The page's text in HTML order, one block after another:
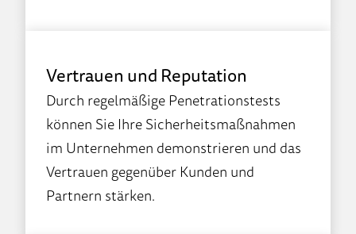
Vertrauen und Reputation
Durch regelmäßige Penetrationstests
können Sie Ihre Sicherheitsmaßnahmen
im Unternehmen demonstrieren und das
Vertrauen gegenüber Kunden und
Partnern stärken.